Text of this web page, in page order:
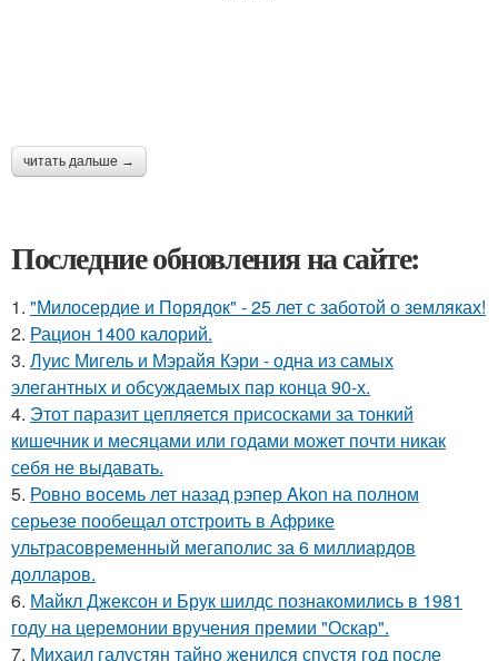
читать дальше →
Последние обновления на сайте:
1. "Милосердие и Порядок" - 25 лет с заботой о земляках!
2. Рацион 1400 калорий.
3. Луис Мигель и Мэрайя Кэри - одна из самых
элегантных и обсуждаемых пар конца 90-х.
4. Этот паразит цепляется присосками за тонкий
кишечник и месяцами или годами может почти никак
себя не выдавать.
5. Ровно восемь лет назад рэпер Akon на полном
серьезе пообещал отстроить в Африке
ультрасовременный мегаполис за 6 миллиардов
долларов.
6. Майкл Джексон и Брук шилдс познакомились в 1981
году на церемонии вручения премии "Оскар".
7. Михаил галустян тайно женился спустя год после